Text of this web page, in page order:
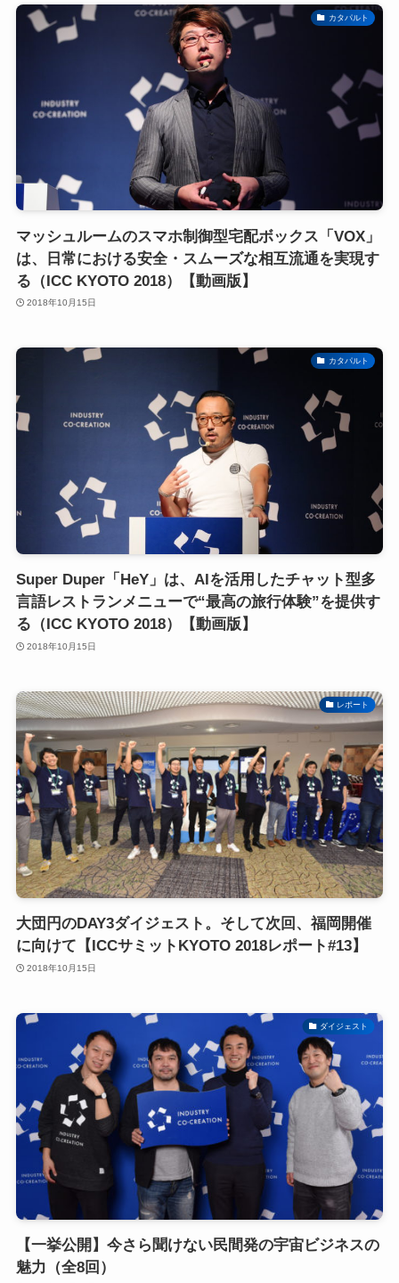
カタパルト
マッシュルームのスマホ制御型宅配ボックス「VOX」
は、日常における安全・スムーズな相互流通を実現す
る（ICC KYOTO 2018）【動画版】
2018年10月15日
カタパルト
Super Duper「HeY」は、AIを活用したチャット型多
言語レストランメニューで“最高の旅行体験”を提供す
る（ICC KYOTO 2018）【動画版】
2018年10月15日
レポート
大団円のDAY3ダイジェスト。そして次回、福岡開催
に向けて【ICCサミットKYOTO 2018レポート#13】
2018年10月15日
ダイジェスト
【一挙公開】今さら聞けない民間発の宇宙ビジネスの
魅力（全8回）